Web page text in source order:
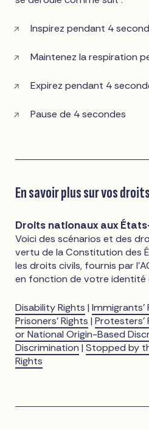
Inspirez pendant 4
Maintenez la respiration
Expirez pendant 4
Pause de 4 secondes
En savoir plus sur vos droits
Droits nationaux aux
Voici des scénarios et des
vertu de la Constitution des
les droits civils, fournis par
en fonction de votre identité
Disability Rights |Immigrants’
Prisoners’ Rights |Protesters’
or National Origin-Based
Discrimination |Stopped by
Rights